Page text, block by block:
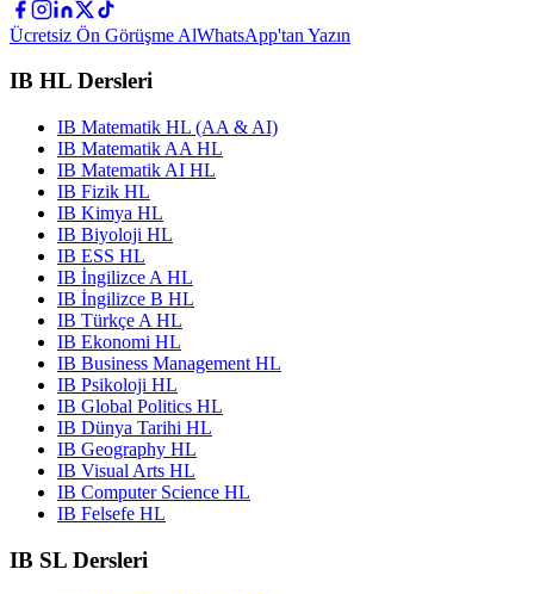
Ücretsiz Ön Görüşme AlWhatsApp'tan Yazın
IB HL Dersleri
IB Matematik HL (AA & AI)
IB Matematik AA HL
IB Matematik AI HL
IB Fizik HL
IB Kimya HL
IB Biyoloji HL
IB ESS HL
IB İngilizce A HL
IB İngilizce B HL
IB Türkçe A HL
IB Ekonomi HL
IB Business Management HL
IB Psikoloji HL
IB Global Politics HL
IB Dünya Tarihi HL
IB Geography HL
IB Visual Arts HL
IB Computer Science HL
IB Felsefe HL
IB SL Dersleri